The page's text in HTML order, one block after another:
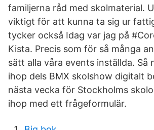
familjerna råd med skolmaterial.
viktigt för att kunna ta sig ur
tycker också Idag var jag på
Kista. Precis som för så många
sätt alla våra events inställda. Så
ihop dels BMX skolshow digitalt
nästa vecka för Stockholms
ihop med ett frågeformulär.